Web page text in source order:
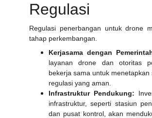
Regulasi
Regulasi penerbangan untuk drone
tahap perkembangan.
Kerjasama dengan
layanan drone dan otoritas
bekerja sama untuk menetapkan
regulasi yang aman.
Infrastruktur Pendukung:
infrastruktur, seperti stasiun
dan pusat kontrol, akan